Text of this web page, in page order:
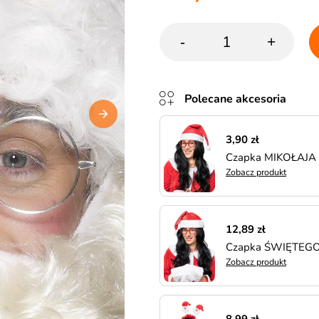
- +
Polecane akcesoria
3,90 zł
Czapka
Zobacz produkt
12,89 zł
Czapka
Zobacz produkt